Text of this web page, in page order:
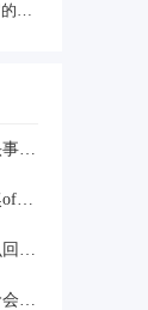
60至88年出生的农民给补助吗 年满60岁的农民每月补助多少钱
呀
么
况
样